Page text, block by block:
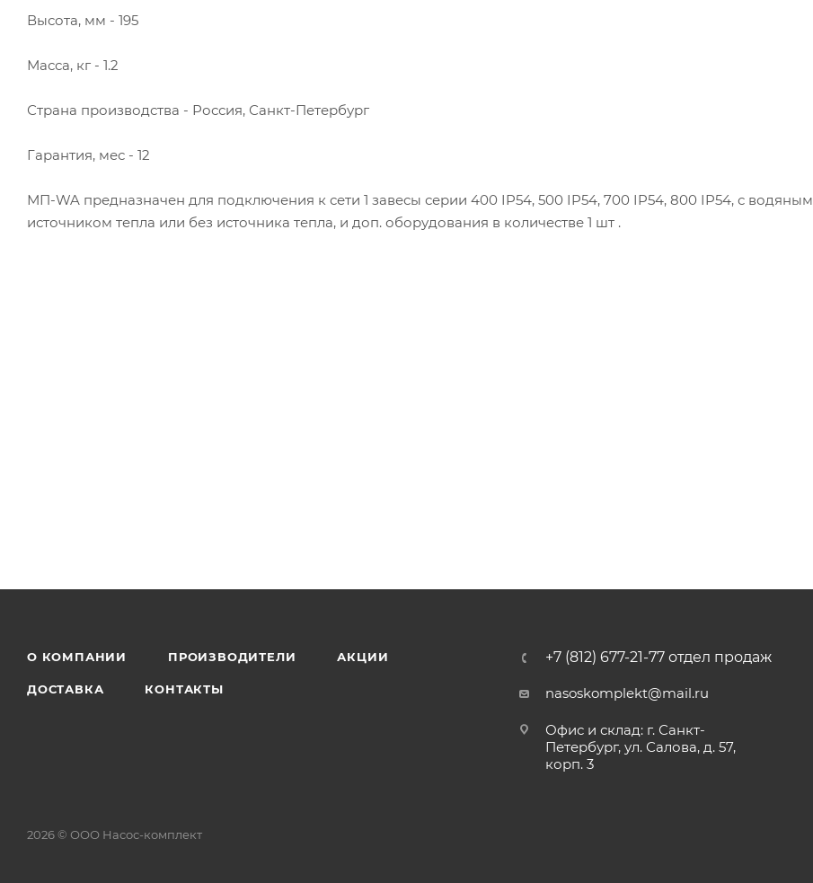
Высота, мм - 195
Масса, кг - 1.2
Страна производства - Россия, Санкт-Петербург
Гарантия, мес - 12
МП-WA предназначен для подключения к сети 1 завесы серии 400 IP54, 500 IP54, 700 IP54, 800 IP54, с водяным
источником тепла или без источника тепла, и доп. оборудования в количестве 1 шт .
О КОМПАНИИ ПРОИЗВОДИТЕЛИ АКЦИИ
ДОСТАВКА КОНТАКТЫ
+7 (812) 677-21-77 отдел продаж
nasoskomplekt@mail.ru
Офис и склад: г. Санкт-
Петербург, ул. Салова, д. 57,
корп. 3
2026 © ООО Насос-комплект